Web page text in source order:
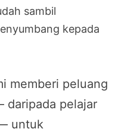
sambil
kepada
memberi peluang
daripada pelajar
untuk